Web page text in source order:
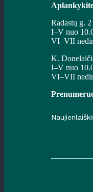
Radastų g.
I–V nuo
VI–VII
K.
I–V nuo
VI–VII